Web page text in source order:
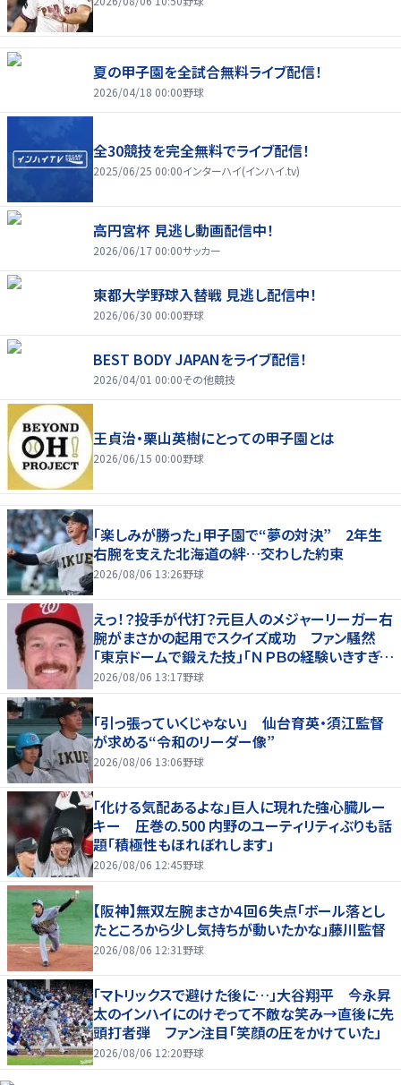
夏の甲子園を全試合無料ライブ配信！
2026/04/18 00:00野球
全30競技を完全無料でライブ配信！
2025/06/25 00:00インターハイ(インハイ.tv)
高円宮杯 見逃し動画配信中！
2026/06/17 00:00サッカー
東都大学野球入替戦 見逃し配信中！
2026/06/30 00:00野球
BEST BODY JAPANをライブ配信！
2026/04/01 00:00その他競技
王貞治・栗山英樹にとっての甲子園とは
2026/06/15 00:00野球
「楽しみが勝った」甲子園で“夢の対決” 2年生
右腕を支えた北海道の絆…交わした約束
2026/08/06 13:26野球
えっ！？投手が代打？元巨人のメジャーリーガー右
腕がまさかの起用でスクイズ成功 ファン騒然
「東京ドームで鍛えた技」「ＮＰＢの経験いきすぎて
るわｗ」
2026/08/06 13:17野球
「引っ張っていくじゃない」 仙台育英・須江監督
が求める“令和のリーダー像”
2026/08/06 13:06野球
「化ける気配あるよな」巨人に現れた強心臓ルー
キー 圧巻の.500 内野のユーティリティぶりも話
題「積極性もほれぼれします」
2026/08/06 12:45野球
【阪神】無双左腕まさか４回６失点「ボール落とし
たところから少し気持ちが動いたかな」藤川監督
2026/08/06 12:31 野球
「マトリックスで避けた後に…」大谷翔平 今永昇
太のインハイにのけぞって不敵な笑み→直後に先
頭打者弾 ファン注目「笑顔の圧をかけていた」
2026/08/06 12:20野球